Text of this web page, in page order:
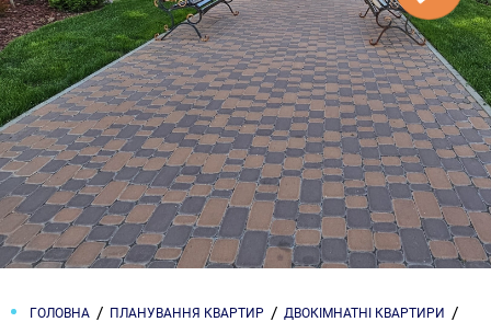
ГОЛОВНА ПЛАНУВАННЯ КВАРТИР
ДВОКІМНАТНІ КВАРТИРИ